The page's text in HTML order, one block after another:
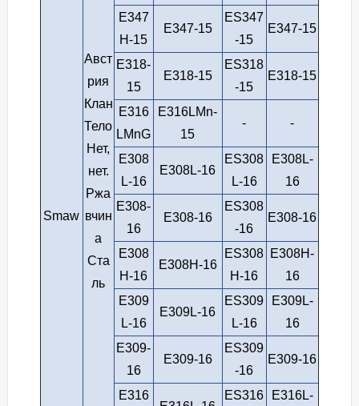
Smaw
Авст
рия
Клан
Тело
Нет,
нет.
Ржа
вчин
а
Ста
ль
E347
H-15
E347-15
ES347
-15
E347-15
E318-
15
E318-15
ES318
-15
E318-15
E316
LMnG
E316LMn-
15
- -
E308
L-16
E308L-16
ES308
L-16
E308L-
16
E308-
16
E308-16
ES308
-16
E308-16
E308
H-16
E308H-16
ES308
H-16
E308H-
16
E309
L-16
E309L-16
ES309
L-16
E309L-
16
E309-
16
E309-16
ES309
-16
E309-16
E316
ES316
E316L-